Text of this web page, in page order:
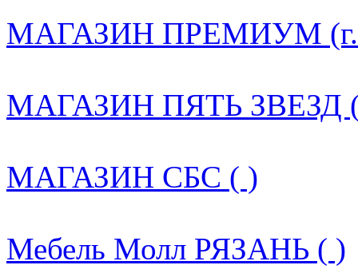
МАГАЗИН ПРЕМИУМ (г.
МАГАЗИН ПЯТЬ ЗВЕЗД
МАГАЗИН СБС ( )
Мебель Молл РЯЗАНЬ ( )